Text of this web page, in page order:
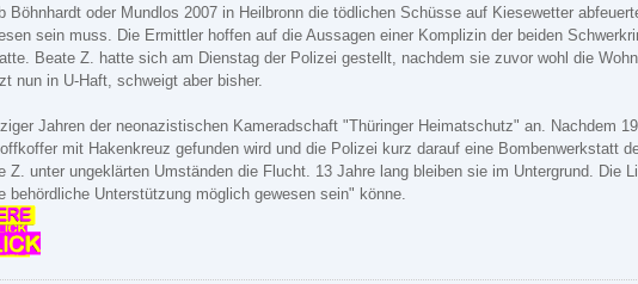
Böhnhardt oder Mundlos 2007 in Heilbronn die tödlichen Schüsse auf Kiesewetter
sein muss. Die Ermittler hoffen auf die Aussagen einer Komplizin der beiden
Beate Z. hatte sich am Dienstag der Polizei gestellt, nachdem sie zuvor wohl die
nun in U-Haft, schweigt aber bisher.
Jahren der neonazistischen Kameradschaft "Thüringer Heimatschutz" an. Nachdem
mit Hakenkreuz gefunden wird und die Polizei kurz darauf eine Bombenwerkstatt
Z. unter ungeklärten Umständen die Flucht. 13 Jahre lang bleiben sie im Untergrund. Die
behördliche Unterstützung möglich gewesen sein" könne.